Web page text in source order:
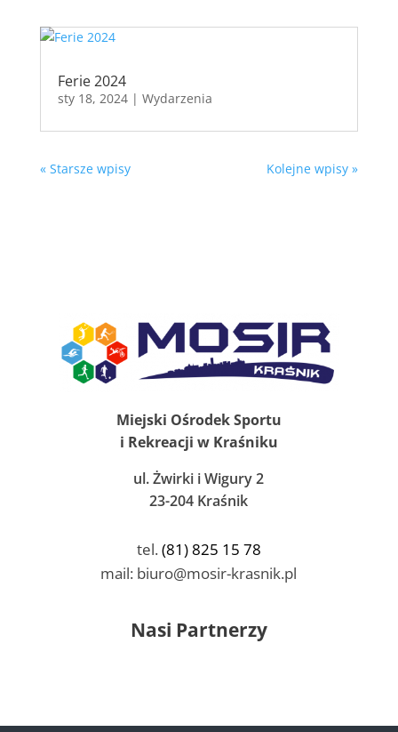
Ferie 2024
sty 18, 2024| Wydarzenia
« Starsze wpisy Kolejne wpisy »
Miejski Ośrodek Sportu
i Rekreacji w Kraśniku
ul. Żwirki i Wigury 2
23-204 Kraśnik
tel.(81) 825 15 78
mail: biuro@mosir-krasnik.pl
Nasi Partnerzy